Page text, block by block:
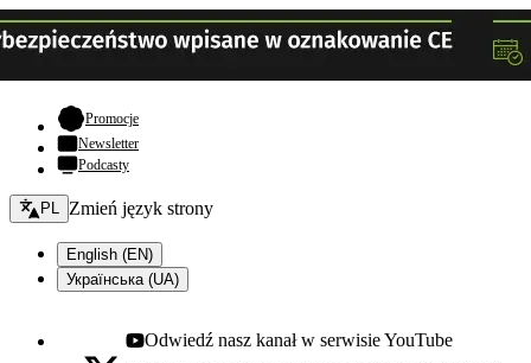
Promocje- otwiera się w nowej karcie
Newsletter
Podcasty
Zmień język - bieżący:
PL Zmień język strony
English (EN)
Українська (UA)
Youtube - otwiera się w nowej karcie
Odwiedź nasz kanał w serwisie YouTube